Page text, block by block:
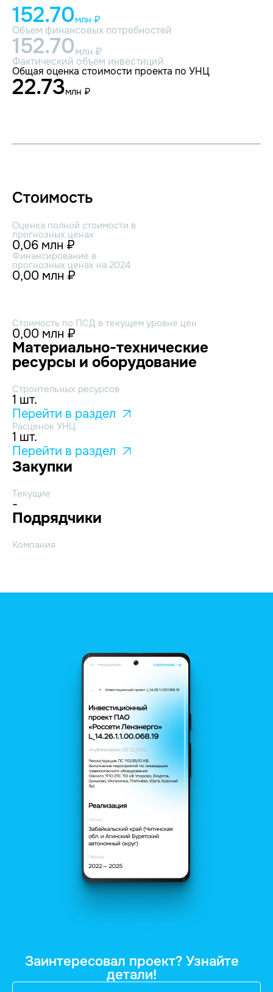
152.70млн ₽
Объем финансовых потребностей
152.70млн ₽
Фактический объем инвестиций
Общая оценка стоимости проекта по УНЦ
22.73млн ₽
Стоимость
Оценка полной стоимости в
прогнозных ценах
0,06 млн ₽
Финансирование в
прогнозных ценах на 2024
0,00 млн ₽
Стоимость по ПСД в текущем уровне цен
0,00 млн ₽
Материально-технические
ресурсы и оборудование
Строительных ресурсов
1 шт.
Перейти в раздел
Расценок УНЦ
1 шт.
Перейти в раздел
Закупки
Текущие
-
Подрядчики
Компания
Заинтересовал проект? Узнайте
детали!